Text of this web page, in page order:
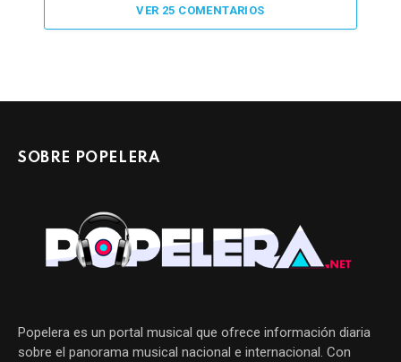
VER 25 COMENTARIOS
SOBRE POPELERA
Popelera es un portal musical que ofrece información diaria
sobre el panorama musical nacional e internacional. Con